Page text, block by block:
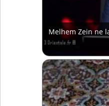
Melhem Zein ne